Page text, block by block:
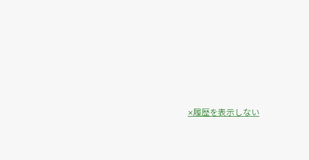
履歴を表示しない